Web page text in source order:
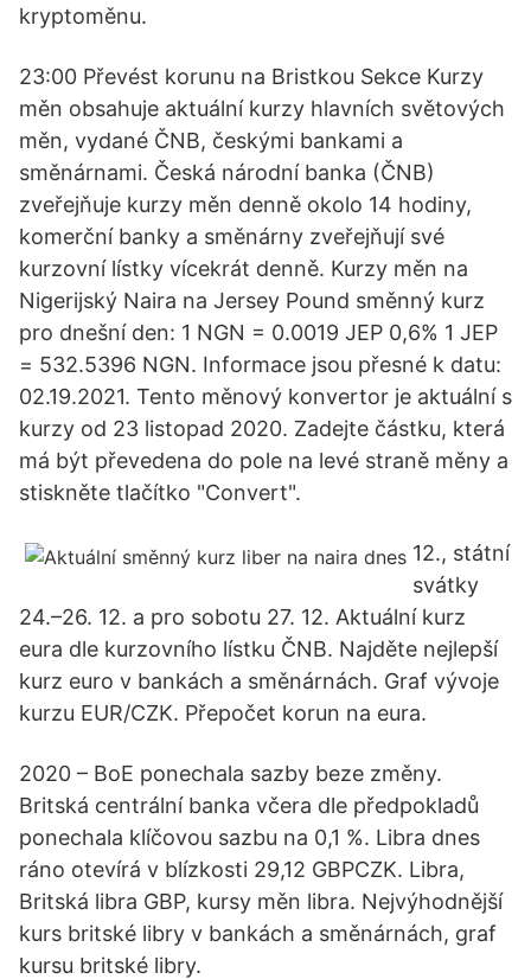
kryptoměnu.
23:00 Převést korunu na Bristkou Sekce Kurzy
měn obsahuje aktuální kurzy hlavních světových
měn, vydané ČNB, českými bankami a
směnárnami. Česká národní banka (ČNB)
zveřejňuje kurzy měn denně okolo 14 hodiny,
komerční banky a směnárny zveřejňují své
kurzovní lístky vícekrát denně. Kurzy měn na
Nigerijský Naira na Jersey Pound směnný kurz
pro dnešní den: 1 NGN = 0.0019 JEP 0,6% 1 JEP
= 532.5396 NGN. Informace jsou přesné k datu:
02.19.2021. Tento měnový konvertor je aktuální s
kurzy od 23 listopad 2020. Zadejte částku, která
má být převedena do pole na levé straně měny a
stiskněte tlačítko "Convert".
12., státní
svátky
24.–26. 12. a pro sobotu 27. 12. Aktuální kurz
eura dle kurzovního lístku ČNB. Najděte nejlepší
kurz euro v bankách a směnárnách. Graf vývoje
kurzu EUR/CZK. Přepočet korun na eura.
2020 – BoE ponechala sazby beze změny.
Britská centrální banka včera dle předpokladů
ponechala klíčovou sazbu na 0,1 %. Libra dnes
ráno otevírá v blízkosti 29,12 GBPCZK. Libra,
Britská libra GBP, kursy měn libra. Nejvýhodnější
kurs britské libry v bankách a směnárnách, graf
kursu britské libry.